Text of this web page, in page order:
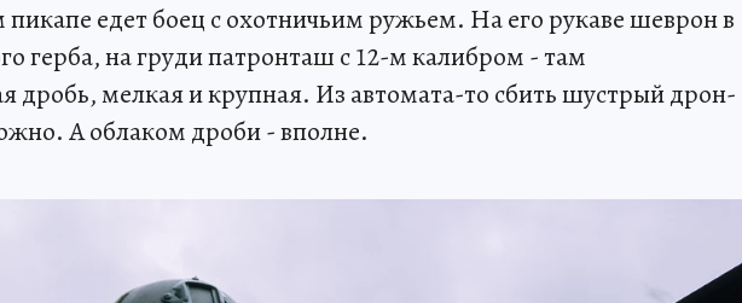
едет боец с охотничьим ружьем. На его рукаве шеврон в
герба, на груди патронташ с 12-м калибром - там
дробь, мелкая и крупная. Из автомата-то сбить шустрый дрон-
А облаком дроби - вполне.